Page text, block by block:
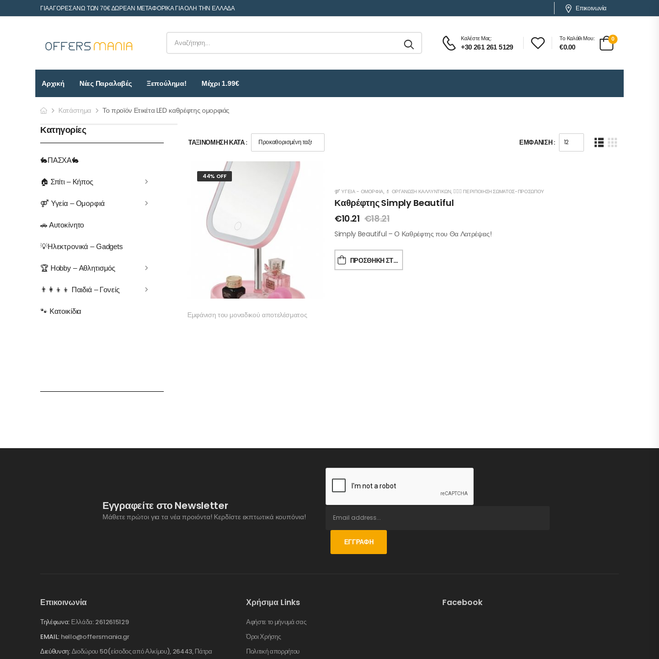
ΓΙΑ ΑΓΟΡΕΣ ΑΝΩ ΤΩΝ 70€ ΔΩΡΕΑΝ ΜΕΤΑΦΟΡΙΚΑ ΓΙΑ ΟΛΗ ΤΗΝ ΕΛΛΑΔΑ Επικοινωνία
Καλέστε Μας:
+30 261 261 5129
Το Καλάθι Μου:
€0.00
0
Αρχική Νέες Παραλαβές Ξεπούλημα! Μέχρι 1.99€
Κατάστημα
Το προϊόν Ετικέτα LED καθρέφτης ομορφιάς
Κατηγορίες
🐇ΠΑΣΧΑ🐇
🏠 Σπίτι – Κήπος
⚤ Υγεία – Ομορφιά
🚗 Αυτοκίνητο
💡Ηλεκτρονικά – Gadgets
🏆 Hobby – Αθλητισμός
👨‍👩‍👦‍👦 Παιδιά – Γονείς
🐾 Κατοικίδια
ΤΑΞΙΝΌΜΗΣΗ ΚΑΤΆ : ΕΜΦΆΝΙΣΗ :
44% OFF
⚤ ΥΓΕΊΑ - ΟΜΟΡΦΙΆ, 💄 ΟΡΓΆΝΩΣΗ ΚΑΛΛΥΝΤΙΚΏΝ, 💆🏻‍♀️ ΠΕΡΙΠΟΊΗΣΗ ΣΏΜΑΤΟΣ-ΠΡΟΣΏΠΟΥ
Καθρέφτης Simply Beautiful
€10.21 €18.21
Simply Beautiful – Ο Καθρέφτης που Θα Λατρέψεις!
ΠΡΟΣΘΉΚΗ ΣΤΟ ΚΑΛΆΘΙ
Εμφάνιση του μοναδικού αποτελέσματος
Εγγραφείτε στο Newsletter
Μάθετε πρώτοι για τα νέα προιόντα! Κερδίστε εκπτωτικά κουπόνια!
ΕΓΓΡΑΦΉ
Επικοινωνία
Τηλέφωνα: Ελλάδα: 2612615129
EMAIL: hello@offersmania.gr
Διεύθυνση:Διοδώρου 50(είσοδος από Αλκίμου), 26443, Πάτρα
Χρήσιμα Links
Αφήστε το μήνυμά σας
Όροι Χρήσης
Πολιτική απορρήτου
Facebook